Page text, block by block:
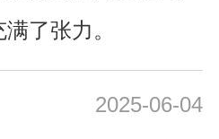
了张力。
2025-06-04